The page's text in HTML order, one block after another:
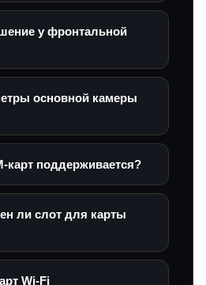
у фронтальной
основной камеры
карт поддерживается?
ли слот для карты
Wi‑Fi